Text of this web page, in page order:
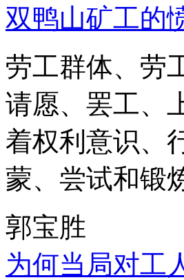
双鸭山矿工的
劳工群体、劳
请愿、罢工、
着权利意识、
蒙、尝试和锻
郭宝胜
为何当局对工